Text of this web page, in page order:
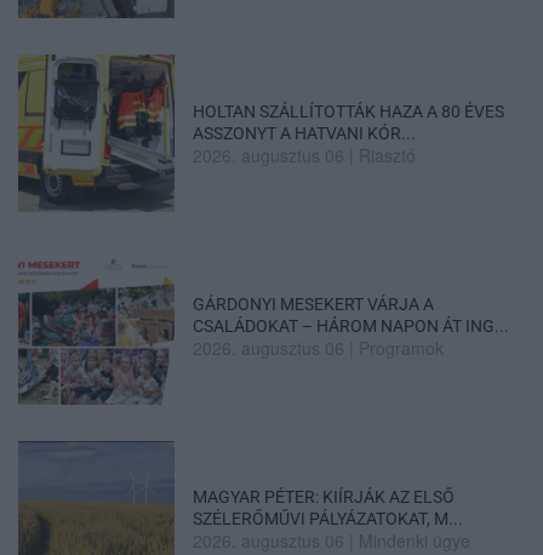
HOLTAN SZÁLLÍTOTTÁK HAZA A 80 ÉVES
ASSZONYT A HATVANI KÓR...
2026. augusztus 06 Riasztó
GÁRDONYI MESEKERT VÁRJA A
CSALÁDOKAT – HÁROM NAPON ÁT ING...
2026. augusztus 06 Programok
MAGYAR PÉTER: KIÍRJÁK AZ ELSŐ
SZÉLERŐMŰVI PÁLYÁZATOKAT, M...
2026. augusztus 06 Mindenki ügye